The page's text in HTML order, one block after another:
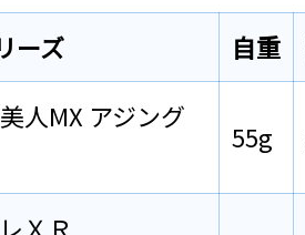
ーズ 自重
人MX アジング
55g
ＸＲ